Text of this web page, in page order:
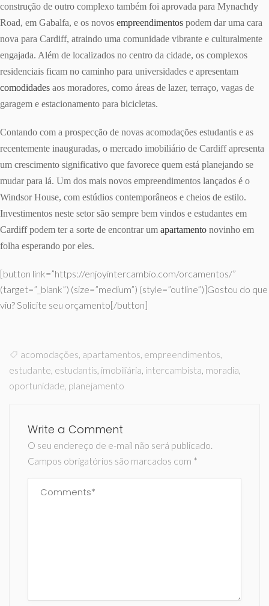
construção de outro complexo também foi aprovada para Mynachdy
Road, em Gabalfa, e os novos empreendimentos podem dar uma cara
nova para Cardiff, atraindo uma comunidade vibrante e culturalmente
engajada. Além de localizados no centro da cidade, os complexos
residenciais ficam no caminho para universidades e apresentam
comodidades aos moradores, como áreas de lazer, terraço, vagas de
garagem e estacionamento para bicicletas.
Contando com a prospecção de novas acomodações estudantis e as
recentemente inauguradas, o mercado imobiliário de Cardiff apresenta
um crescimento significativo que favorece quem está planejando se
mudar para lá. Um dos mais novos empreendimentos lançados é o
Windsor House, com estúdios contemporâneos e cheios de estilo.
Investimentos neste setor são sempre bem vindos e estudantes em
Cardiff podem ter a sorte de encontrar um apartamento novinho em
folha esperando por eles.
[button link=”https://enjoyintercambio.com/orcamentos/”
(target=”_blank”) (size=”medium”) (style=”outline”)]Gostou do que
viu? Solicite seu orçamento[/button]
acomodações apartamentos empreendimentos
estudante estudantis imobiliária intercambista moradia
oportunidade planejamento
Write a Comment
O seu endereço de e-mail não será publicado.
Campos obrigatórios são marcados com *